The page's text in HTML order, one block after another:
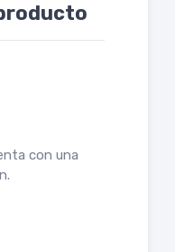
con una